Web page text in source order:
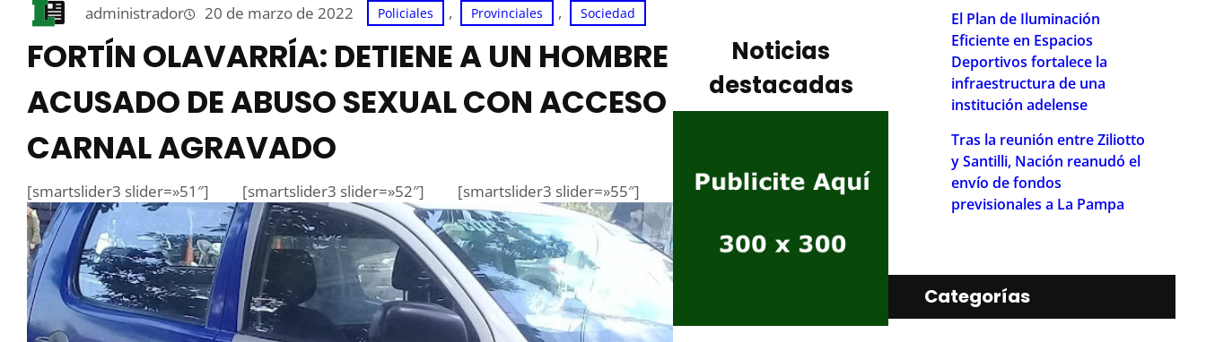
administrador 20 de marzo de 2022 Policiales , Provinciales , Sociedad
FORTÍN OLAVARRÍA: DETIENE A UN HOMBRE
ACUSADO DE ABUSO SEXUAL CON ACCESO
CARNAL AGRAVADO
[smartslider3 slider=»51″] [smartslider3 slider=»52″] [smartslider3 slider=»55″]
Noticias
destacadas
El Plan de Iluminación
Eficiente en Espacios
Deportivos fortalece la
infraestructura de una
institución adelense
Tras la reunión entre Ziliotto
y Santilli, Nación reanudó el
envío de fondos
previsionales a La Pampa
Categorías